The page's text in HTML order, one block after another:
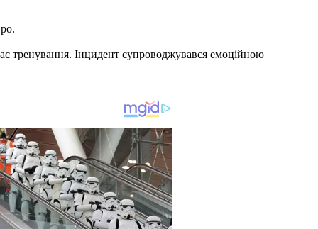
тренування. Інцидент супроводжувався емоційною